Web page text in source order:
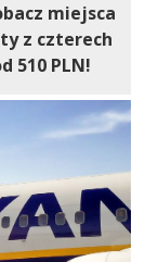
miejsca
z czterech
510 PLN!